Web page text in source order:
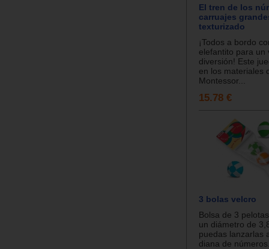
El tren de los
carruajes
texturizado
¡Todos a bordo
elefantito para un
diversión! Este
en los materiales
Montessor...
15.78 €
3 bolas velcro
Bolsa de 3
un diámetro de
puedas lanzarlas
diana de